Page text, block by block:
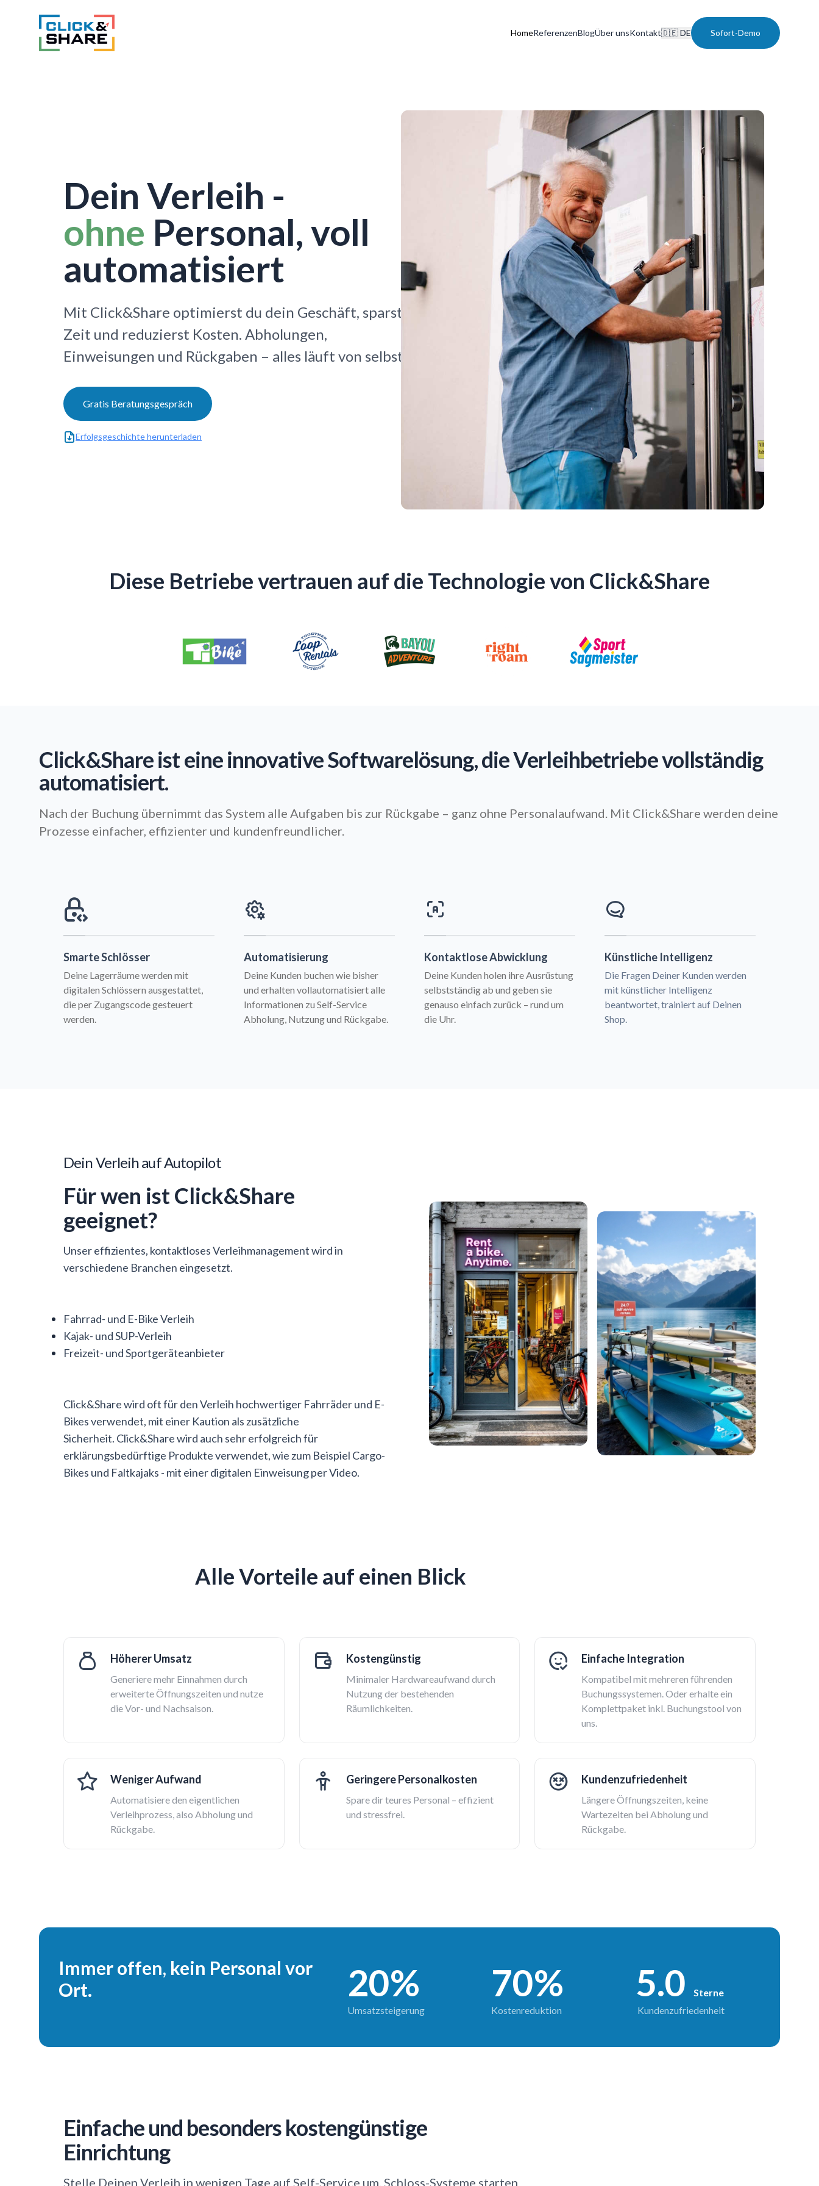
HomeReferenzenBlogÜber unsKontakt🇩🇪 DE Sofort-Demo
Dein Verleih -
ohne Personal, voll
automatisiert
Mit Click&Share optimierst du dein Geschäft, sparst
Zeit und reduzierst Kosten. Abholungen,
Einweisungen und Rückgaben – alles läuft von selbst.
Gratis Beratungsgespräch
Erfolgsgeschichte herunterladen
Diese Betriebe vertrauen auf die Technologie von Click&Share
Click&Share ist eine innovative Softwarelösung, die Verleihbetriebe vollständig
automatisiert.
Nach der Buchung übernimmt das System alle Aufgaben bis zur Rückgabe – ganz ohne Personalaufwand. Mit Click&Share werden deine
Prozesse einfacher, effizienter und kundenfreundlicher.
Smarte Schlösser
Deine Lagerräume werden mit
digitalen Schlössern ausgestattet,
die per Zugangscode gesteuert
werden.
Automatisierung
Deine Kunden buchen wie bisher
und erhalten vollautomatisiert alle
Informationen zu Self-Service
Abholung, Nutzung und Rückgabe.
Kontaktlose Abwicklung
Deine Kunden holen ihre Ausrüstung
selbstständig ab und geben sie
genauso einfach zurück – rund um
die Uhr.
Künstliche Intelligenz
Die Fragen Deiner Kunden werden
mit künstlicher Intelligenz
beantwortet, trainiert auf Deinen
Shop.
Dein Verleih auf Autopilot
Für wen ist Click&Share
geeignet?
Unser effizientes, kontaktloses Verleihmanagement wird in
verschiedene Branchen eingesetzt.
Fahrrad- und E-Bike Verleih
Kajak- und SUP-Verleih
Freizeit- und Sportgeräteanbieter
Click&Share wird oft für den Verleih hochwertiger Fahrräder und E-
Bikes verwendet, mit einer Kaution als zusätzliche
Sicherheit. Click&Share wird auch sehr erfolgreich für
erklärungsbedürftige Produkte verwendet, wie zum Beispiel Cargo-
Bikes und Faltkajaks - mit einer digitalen Einweisung per Video.
Alle Vorteile auf einen Blick
Höherer Umsatz
Generiere mehr Einnahmen durch
erweiterte Öffnungszeiten und nutze
die Vor- und Nachsaison.
Kostengünstig
Minimaler Hardwareaufwand durch
Nutzung der bestehenden
Räumlichkeiten.
Einfache Integration
Kompatibel mit mehreren führenden
Buchungssystemen. Oder erhalte ein
Komplettpaket inkl. Buchungstool von
uns.
Weniger Aufwand
Automatisiere den eigentlichen
Verleihprozess, also Abholung und
Rückgabe.
Geringere Personalkosten
Spare dir teures Personal – effizient
und stressfrei.
Kundenzufriedenheit
Längere Öffnungszeiten, keine
Wartezeiten bei Abholung und
Rückgabe.
Immer offen, kein Personal vor
Ort.
20%
Umsatzsteigerung
70%
Kostenreduktion
5.0
Sterne
Kundenzufriedenheit
Einfache und besonders kostengünstige
Einrichtung
Stelle Deinen Verleih in wenigen Tage auf Self-Service um. Schloss-Systeme starten